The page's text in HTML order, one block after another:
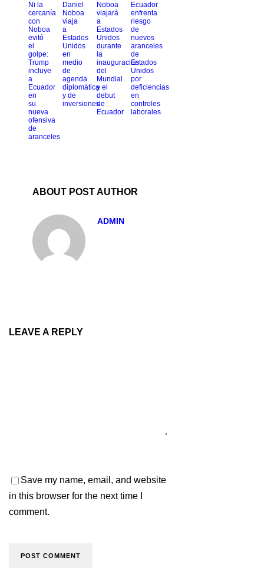
Ni la
cercanía
con
Noboa
evitó
el
golpe:
Trump
incluye
a
Ecuador
en
su
nueva
ofensiva
de
aranceles
Daniel
Noboa
viaja
a
Estados
Unidos
en
medio
de
agenda
diplomática
y de
inversiones
Noboa
viajará
a
Estados
Unidos
durante
la
inauguración
del
Mundial
y el
debut
de
Ecuador
Ecuador
enfrenta
riesgo
de
nuevos
aranceles
de
Estados
Unidos
por
deficiencias
en
controles
laborales
ABOUT POST AUTHOR
ADMIN
LEAVE A REPLY
Save my name, email, and website
in this browser for the next time I
comment.